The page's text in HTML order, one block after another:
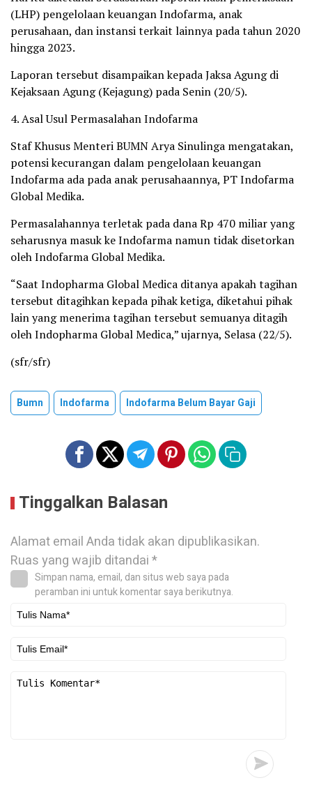
(LHP) pengelolaan keuangan Indofarma, anak
perusahaan, dan instansi terkait lainnya pada tahun 2020
hingga 2023.
Laporan tersebut disampaikan kepada Jaksa Agung di
Kejaksaan Agung (Kejagung) pada Senin (20/5).
4. Asal Usul Permasalahan Indofarma
Staf Khusus Menteri BUMN Arya Sinulinga mengatakan,
potensi kecurangan dalam pengelolaan keuangan
Indofarma ada pada anak perusahaannya, PT Indofarma
Global Medika.
Permasalahannya terletak pada dana Rp 470 miliar yang
seharusnya masuk ke Indofarma namun tidak disetorkan
oleh Indofarma Global Medika.
“Saat Indopharma Global Medica ditanya apakah tagihan
tersebut ditagihkan kepada pihak ketiga, diketahui pihak
lain yang menerima tagihan tersebut semuanya ditagih
oleh Indopharma Global Medica,” ujarnya, Selasa (22/5).
(sfr/sfr)
Bumn Indofarma Indofarma Belum Bayar Gaji
Tinggalkan Balasan
Alamat email Anda tidak akan dipublikasikan.
Ruas yang wajib ditandai*
Simpan nama, email, dan situs web saya pada
peramban ini untuk komentar saya berikutnya.